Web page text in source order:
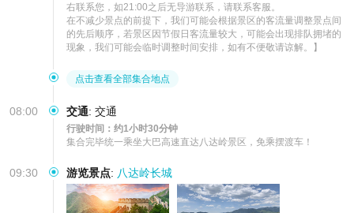
右联系您，如21:00之后无导游联系，请联系客服。
在不减少景点的前提下，我们可能会根据景区的客流量调整景点间
的先后顺序，若景区因节假日客流量较大，可能会出现排队拥堵的
现象，我们可能会临时调整时间安排，如有不便敬请谅解。】
点击查看全部集合地点
08:00 交通: 交通
行驶时间：约1小时30分钟
集合完毕统一乘坐大巴高速直达八达岭景区，免乘摆渡车！
09:30 游览景点: 八达岭长城